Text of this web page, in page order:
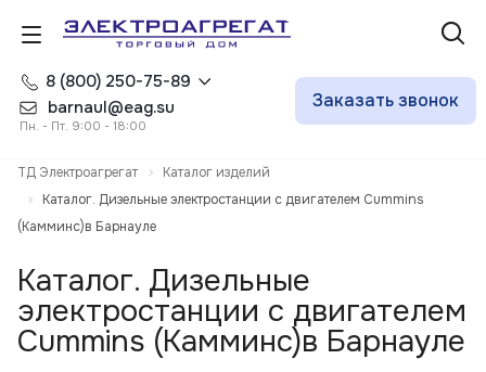
8 (800) 250-75-89
barnaul@eag.su
Пн. - Пт. 9:00 - 18:00
Заказать звонок
ТД Электроагрегат
Каталог изделий
Каталог. Дизельные электростанции с двигателем Cummins
(Камминс)в Барнауле
Каталог. Дизельные
электростанции с двигателем
Cummins (Камминс)в Барнауле